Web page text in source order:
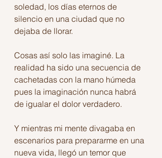
soledad, los días eternos de
silencio en una ciudad que no
dejaba de llorar.
Cosas así solo las imaginé. La
realidad ha sido una secuencia de
cachetadas con la mano húmeda
pues la imaginación nunca habrá
de igualar el dolor verdadero.
Y mientras mi mente divagaba en
escenarios para prepararme en una
nueva vida, llegó un temor que